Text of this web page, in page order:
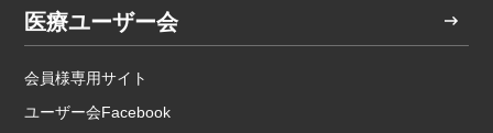
医療ユーザー会
会員様専用サイト
ユーザー会Facebook